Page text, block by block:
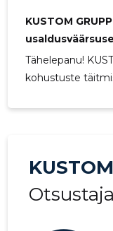
KUSTOM
Tähelepanu!
kohustuste